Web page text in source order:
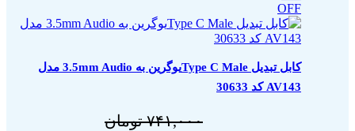
OFF
کابل تبدیل Type C Maleیوگرین به 3.5mm Audio مدل
AV143 کد 30633
۷۴۱,۰۰۰ تومان